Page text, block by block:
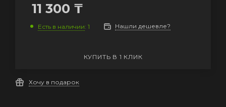
11 300 ₸
Есть в наличии: 1 Нашли дешевле?
КУПИТЬ В 1 КЛИК
Хочу в подарок